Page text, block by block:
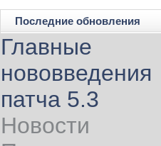
Последние обновления
Главные
нововведения
патча 5.3
Новости